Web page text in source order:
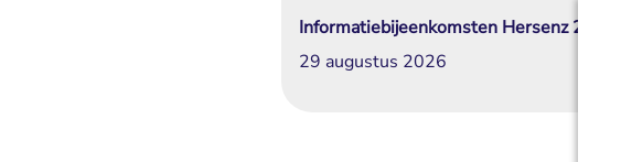
Informatiebijeenkomsten Hersenz 2026
29 augustus 2026